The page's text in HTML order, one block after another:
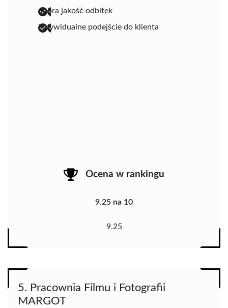
dobra jakość odbitek
indywidualne podejście do klienta
Ocena w rankingu
9.25 na 10
9.25
5. Pracownia Filmu i Fotografii
MARGOT